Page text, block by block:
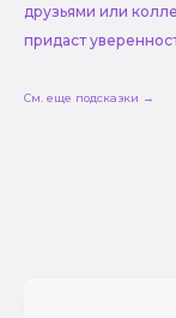
друзьями или
придаст
См. еще подсказки →